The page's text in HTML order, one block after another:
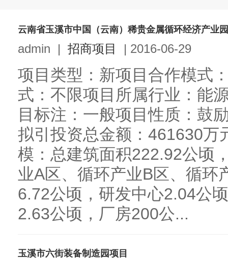
云南省玉溪市中国（云南）稀贵金属循环经济产业
admin | 招商项目 | 2016-06-29
项目类型：新项目合作模式
式：不限项目所属行业：能
目标注：一般项目性质：鼓
拟引投资总金额：461630万
模：总建筑面积222.92公顷
业A区、循环产业B区、循环
6.72公顷，研发中心2.04公
2.63公顷，厂房200公...
玉溪市六街装备制造园项目